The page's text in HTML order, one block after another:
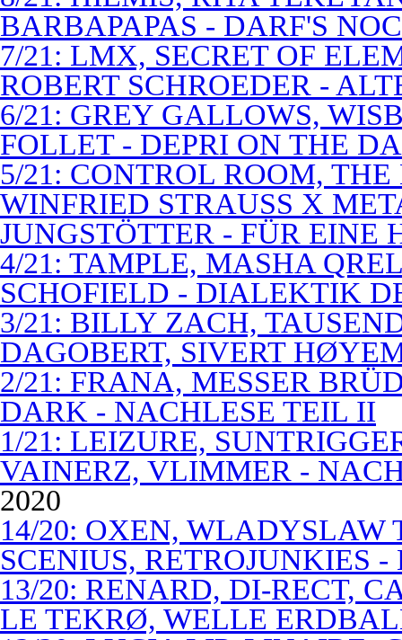
BARBAPAPAS - DARF'S
7/21: LMX, SECRET OF
ROBERT SCHROEDER -
6/21: GREY GALLOWS,
FOLLET - DEPRI ON THE
5/21: CONTROL ROOM,
WINFRIED STRAUSS X
JUNGSTÖTTER - FÜR EINE
4/21: TAMPLE, MASHA
SCHOFIELD - DIALEKTIK
3/21: BILLY ZACH,
DAGOBERT, SIVERT
2/21: FRANA, MESSER
DARK - NACHLESE TEIL II
1/21: LEIZURE,
VAINERZ, VLIMMER -
2020
14/20: OXEN, WLADYSLAW
SCENIUS, RETROJUNKIES
13/20: RENARD, DI-RECT,
LE TEKRØ, WELLE